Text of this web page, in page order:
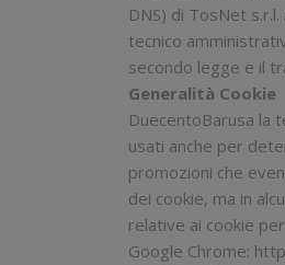
DNS) di TosNet
tecnico
secondo legge e il
Generalità Cookie
DuecentoBarusa la
usati anche per
promozioni che
dei cookie, ma in
relative ai cookie
Google Chrome: